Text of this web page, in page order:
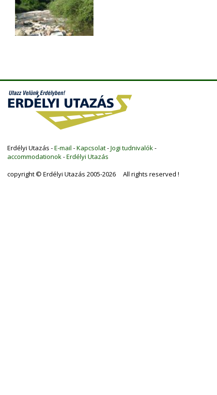
Erdélyi Utazás -E-mail -Kapcsolat-Jogi tudnivalók-
accommodationok-Erdélyi Utazás
copyright © Erdélyi Utazás 2005-2026 All rights reserved !